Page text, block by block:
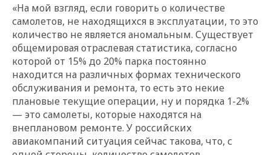
«На мой взгляд, если говорить о количестве
самолетов, не находящихся в эксплуатации, то это
количество не является аномальным. Существует
общемировая отраслевая статистика, согласно
которой от 15% до 20% парка постоянно
находится на различных формах технического
обслуживания и ремонта, то есть это некие
плановые текущие операции, ну и порядка 1-2%
— это самолеты, которые находятся на
внеплановом ремонте. У российских
авиакомпаний ситуация сейчас такова, что, с